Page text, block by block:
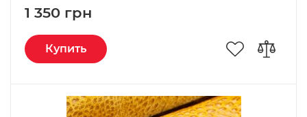
1 350 грн
Купить